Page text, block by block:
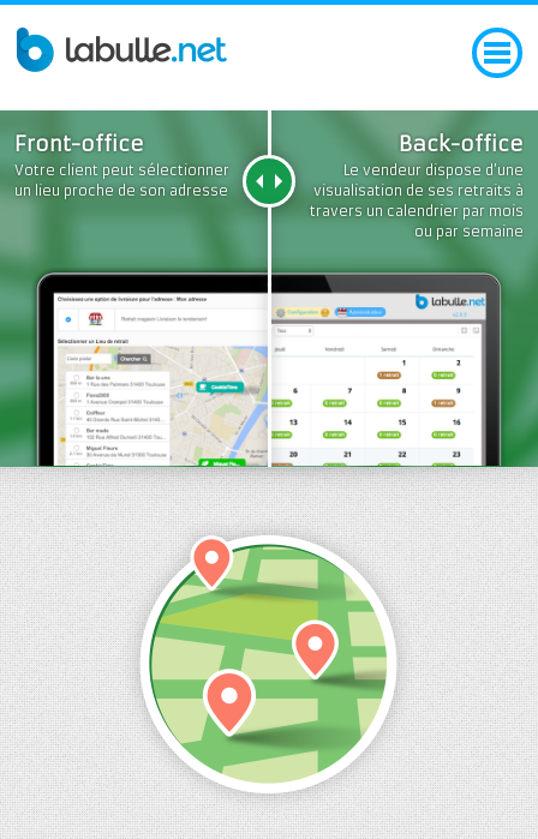
Front-office
Votre client peut sélectionner
un lieu proche de son adresse
Back-office
Le vendeur dispose d’une
visualisation de ses retraits à
travers un calendrier par mois
ou par semaine